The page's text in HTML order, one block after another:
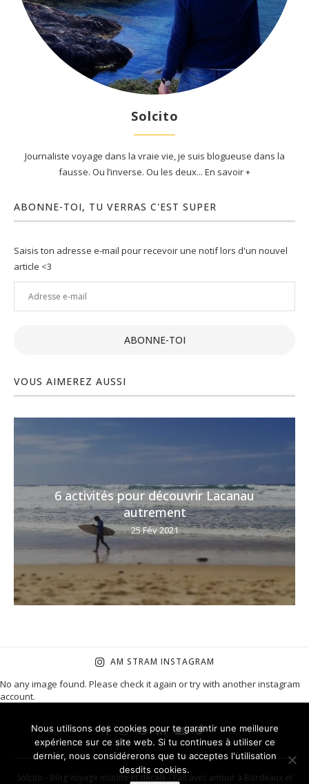
Solcito
Journaliste voyage dans la vraie vie, je suis blogueuse dans la
fausse. Ou l’inverse. Ou les deux... En savoir +
ABONNE-TOI, TU VERRAS C'EST SUPER
Saisis ton adresse e-mail pour recevoir une notif lors d'un nouvel
article <3
Adresse
e-
ABONNE-TOI
VOUS AIMEREZ AUSSI
6 activités pour découvrir Lacanau
autrement
25 Fév 2021
AM STRAM INSTAGRAM
No any image found. Please check it again or try with another instagram
account.
Solcito - Blog voyage insolite et décalé - Fait avec amour à Bordeaux et
Nous utilisons des cookies pour te garantir une meilleure
expérience sur ce site web. Si tu continues à utiliser ce
dernier, nous considérerons que tu acceptes l'utilisation
desdits cookies.